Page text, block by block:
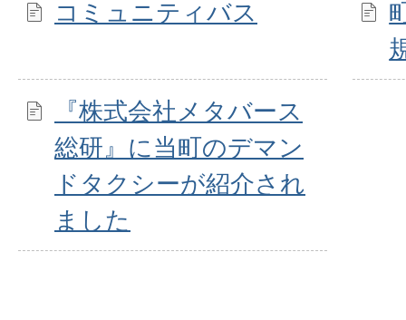
コミュニティバス
『株式会社メタバース
総研』に当町のデマン
ドタクシーが紹介され
ました